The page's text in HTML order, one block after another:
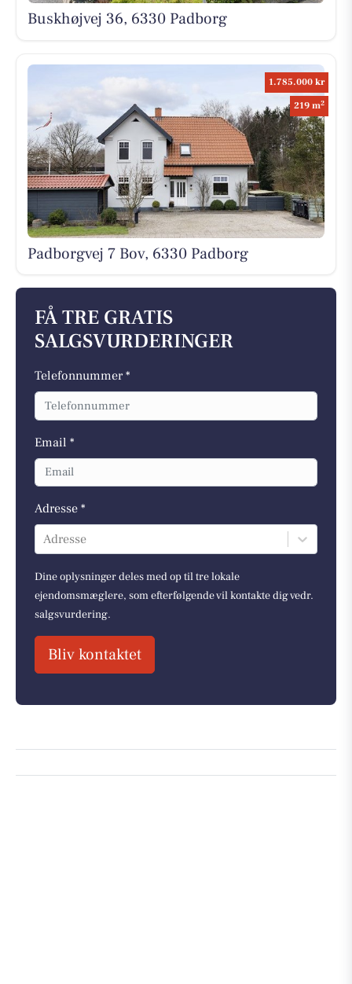
Buskhøjvej 36, 6330 Padborg
1.785.000 kr
219 m2
Padborgvej 7 Bov, 6330 Padborg
FÅ TRE GRATIS
SALGSVURDERINGER
Telefonnummer *
Email *
Adresse *
Adresse
Dine oplysninger deles med op til tre lokale
ejendomsmæglere, som efterfølgende vil kontakte dig vedr.
salgsvurdering.
Bliv kontaktet